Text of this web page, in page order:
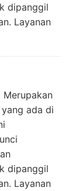
dipanggil
Layanan
Merupakan
ada di
dipanggil
Layanan